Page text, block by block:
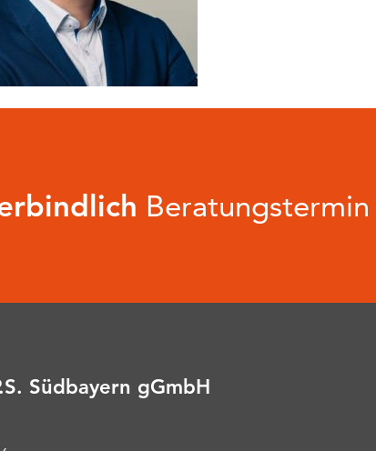
Südbayern gGmbH